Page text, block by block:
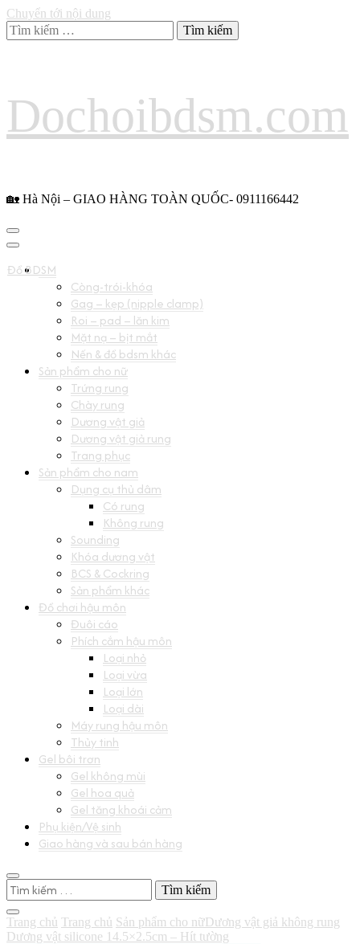
Chuyển tới nội dung
Tìm
kiếm
Dochoibdsm.com
🏡 Hà Nội – GIAO HÀNG TOÀN QUỐC- 0911166442
Đồ BDSM
Còng-trói-khóa
Gag – kẹp (nipple clamp)
Roi – pad – lăn kim
Mặt nạ – bịt mắt
Nến & đồ bdsm khác
Sản phẩm cho nữ
Trứng rung
Chày rung
Dương vật giả
Dương vật giả rung
Trang phục
Sản phẩm cho nam
Dụng cụ thủ dâm
Có rung
Không rung
Sounding
Khóa dương vật
BCS & Cockring
Sản phẩm khác
Đồ chơi hậu môn
Đuôi cáo
Phích cắm hậu môn
Loại nhỏ
Loại vừa
Loại lớn
Loại dài
Máy rung hậu môn
Thủy tinh
Gel bôi trơn
Gel không mùi
Gel hoa quả
Gel tăng khoái cảm
Phụ kiện/Vệ sinh
Giao hàng và sau bán hàng
Tìm
kiếm
cho:
Trang chủ Trang chủ Sản phẩm cho nữDương vật giả không rung
Dương vật silicone 14.5×2.5cm – Hít tường